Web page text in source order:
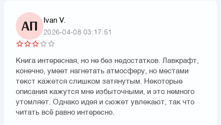
АП Ivan V.
2026-04-08 03:17:51
Книга интересная, но не без недостатков. Лавкрафт,
конечно, умеет нагнетать атмосферу, но местами
текст кажется слишком затянутым. Некоторые
описания кажутся мне избыточными, и это немного
утомляет. Однако идея и сюжет увлекают, так что
читать всё равно интересно.